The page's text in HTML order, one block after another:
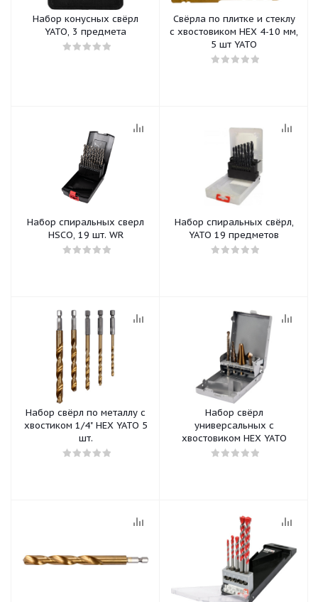
Набор конусных свёрл
YATO, 3 предмета
Свёрла по плитке и стеклу
с хвостовиком HEX 4-10 мм,
5 шт YATO
Набор спиральных сверл
HSCO, 19 шт. WR
Набор спиральных свёрл,
YATO 19 предметов
Набор свёрл по металлу с
хвостиком 1/4" HEX YATO 5
шт.
Набор свёрл
универсальных с
хвостовиком HEX YATO